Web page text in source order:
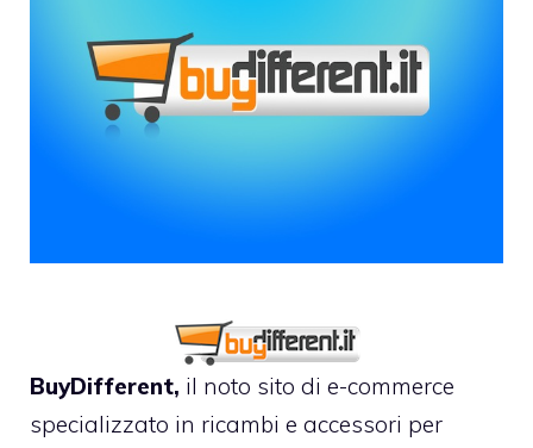
BuyDifferent, il noto sito di e-commerce
specializzato in ricambi e accessori per